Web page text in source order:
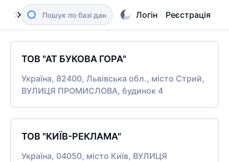
Логін Реєстрація
ТОВ "АТ БУКОВА ГОРА"
Україна, 82400, Львівська обл., місто Стрий,
ВУЛИЦЯ ПРОМИСЛОВА, будинок 4
ТОВ "КИЇВ-РЕКЛАМА"
Україна, 04050, місто Київ, ВУЛИЦЯ